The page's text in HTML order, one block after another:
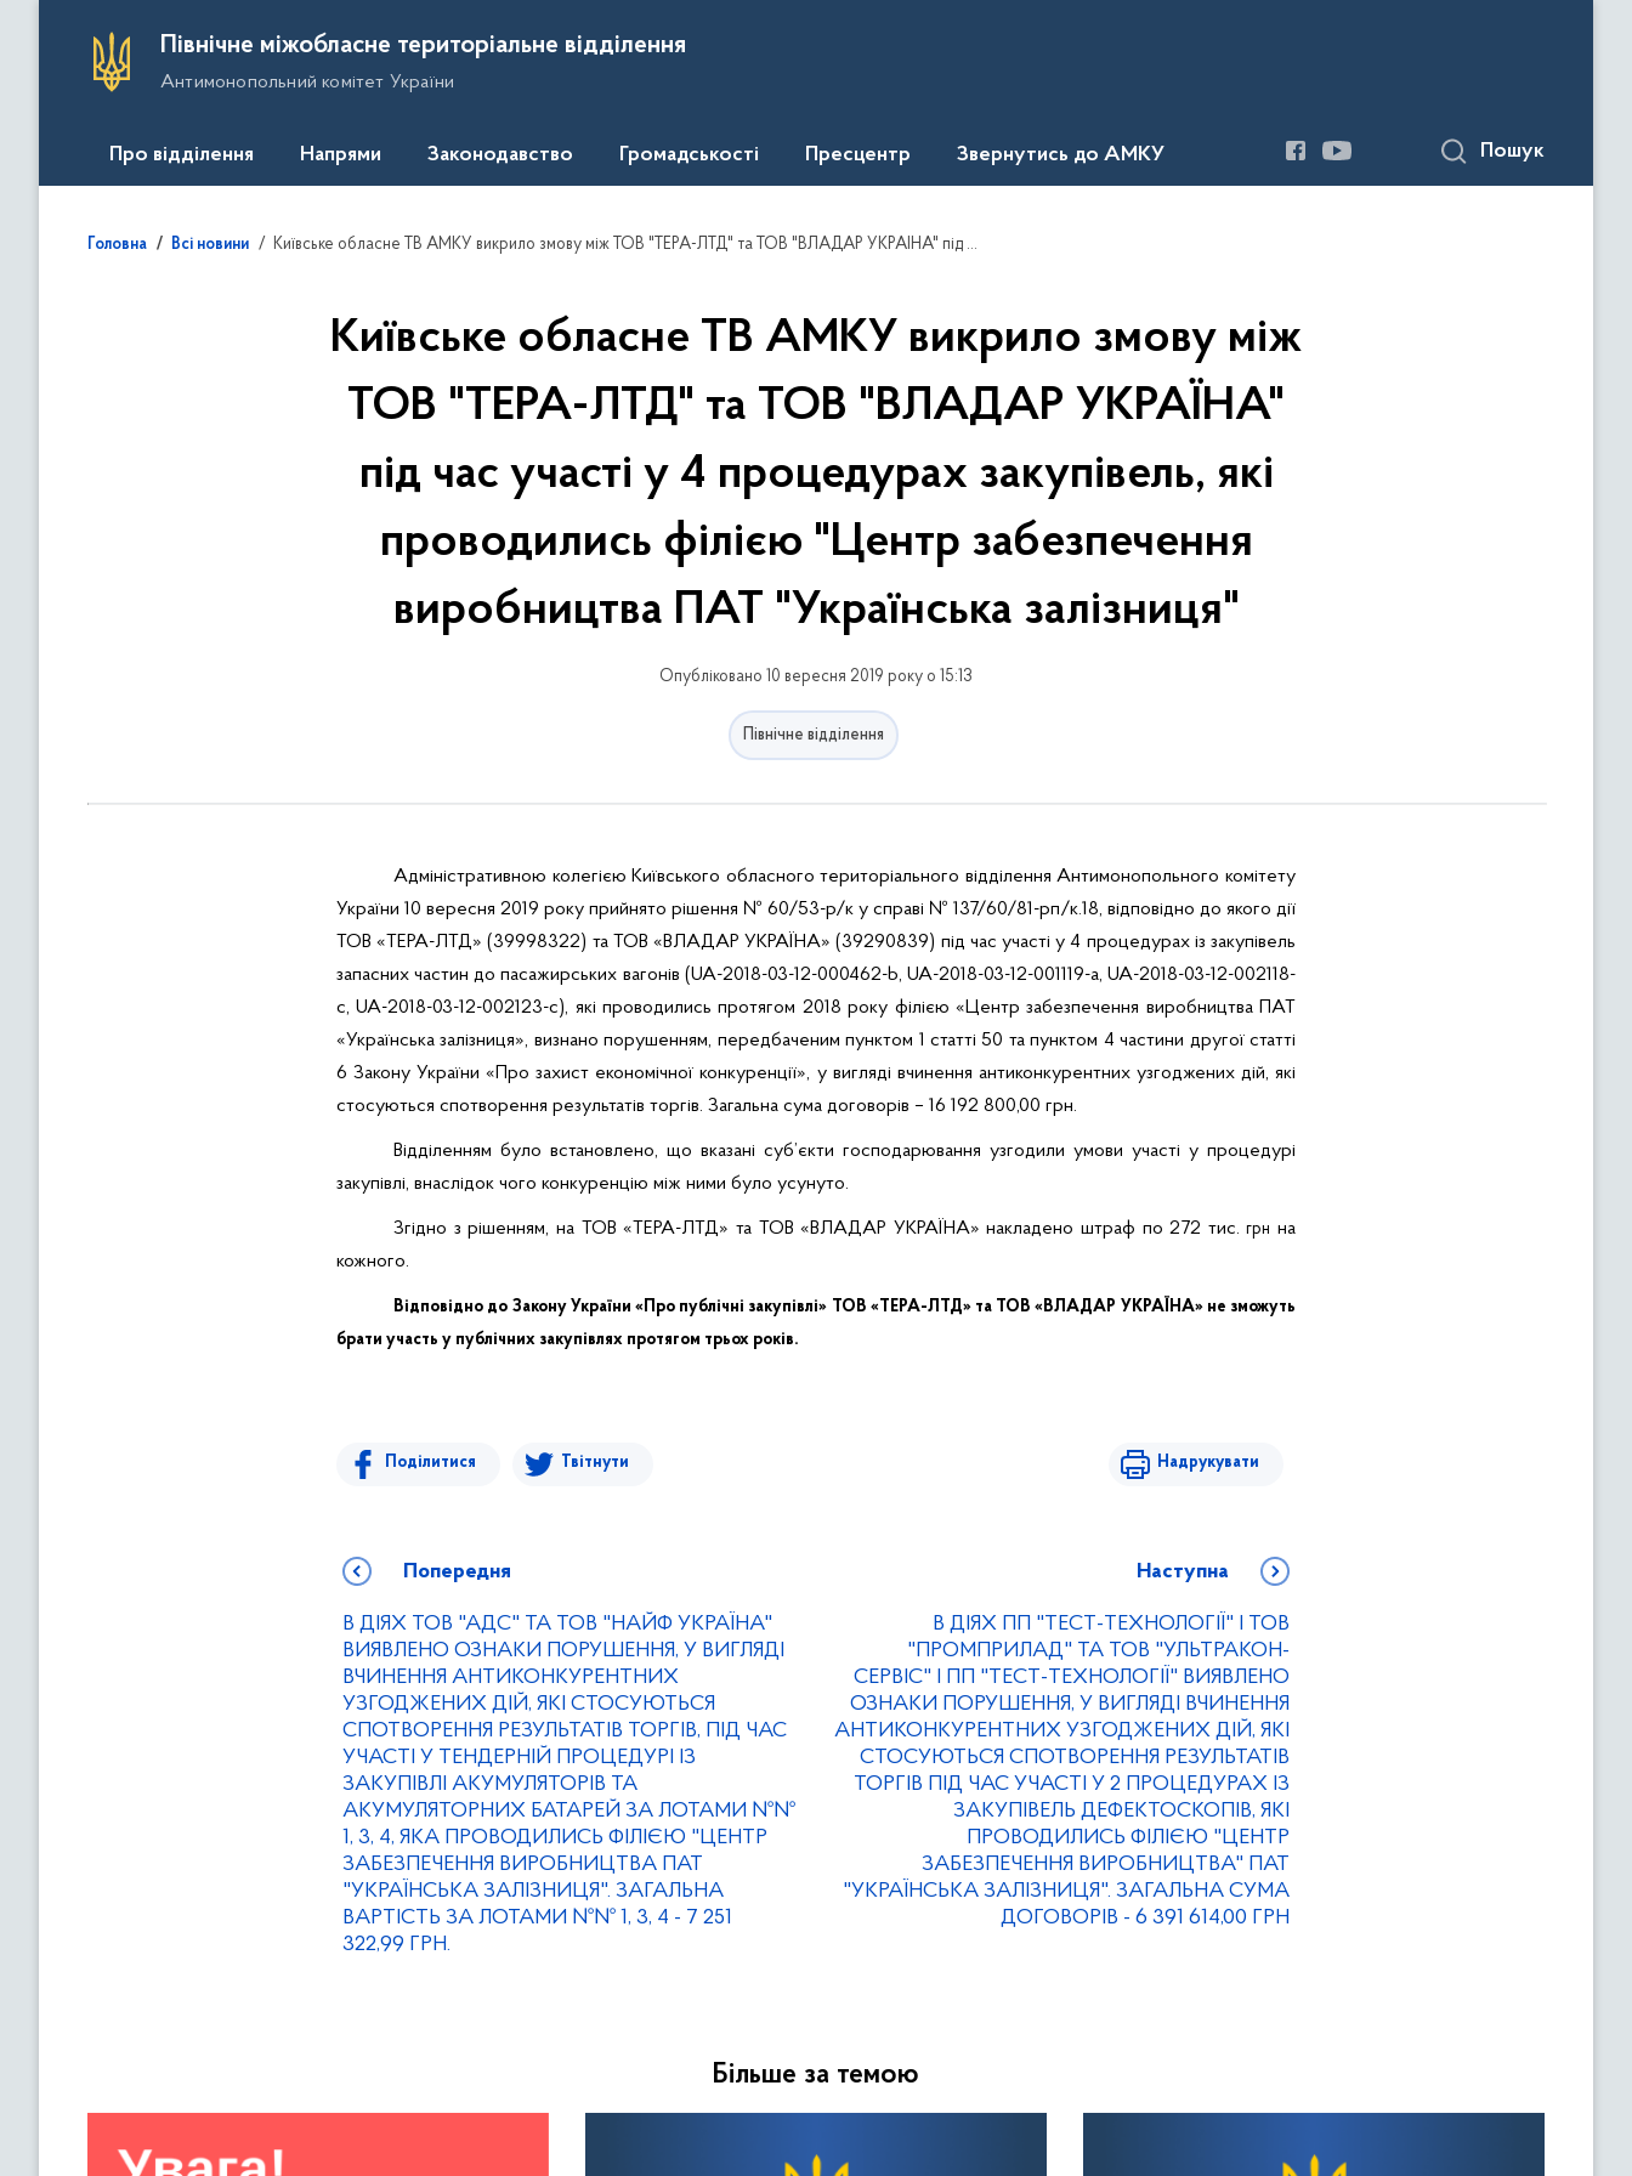
Північне міжобласне територіальне відділення
Антимонопольний комітет України
Про відділення Напрями Законодавство Громадськості Пресцентр Звернутись до АМКУ Пошук
Головна Всі новини Київське обласне ТВ АМКУ викрило змову між ТОВ "ТЕРА-ЛТД" та ТОВ "ВЛАДАР УКРАЇНА" під час участі у 4 процедурах закупівель, які проводились філією "Центр забезпечення виробництва ПАТ "Українська залізниця"
Київське обласне ТВ АМКУ викрило змову між
ТОВ "ТЕРА-ЛТД" та ТОВ "ВЛАДАР УКРАЇНА"
під час участі у 4 процедурах закупівель, які
проводились філією "Центр забезпечення
виробництва ПАТ "Українська залізниця"
Опубліковано 10 вересня 2019 року о 15:13
Північне відділення
Адміністративною колегією Київського обласного територіального відділення Антимонопольного комітету
України 10 вересня 2019 року прийнято рішення № 60/53-р/к у справі № 137/60/81-рп/к.18, відповідно до якого дії
ТОВ «ТЕРА-ЛТД» (39998322) та ТОВ «ВЛАДАР УКРАЇНА» (39290839) під час участі у 4 процедурах із закупівель
запасних частин до пасажирських вагонів (UA-2018-03-12-000462-b, UA-2018-03-12-001119-а, UA-2018-03-12-002118-
с, UA-2018-03-12-002123-с), які проводились протягом 2018 року філією «Центр забезпечення виробництва ПАТ
«Українська залізниця», визнанопорушенням, передбаченим пунктом 1 статті 50 та пунктом 4 частини другої статті
6 Закону України «Про захист економічної конкуренції», у вигляді вчинення антиконкурентних узгоджених дій, які
стосуються спотворення результатів торгів. Загальна сума договорів – 16 192 800,00 грн.
Відділенням було встановлено, що вказані суб’єкти господарювання узгодили умови участі у процедурі
закупівлі, внаслідок чого конкуренцію між ними було усунуто.
Згідно з рішенням, на ТОВ «ТЕРА-ЛТД» та ТОВ «ВЛАДАР УКРАЇНА» накладено штраф по 272 тис.грн на
кожного.
Відповідно до Закону України «Про публічні закупівлі» ТОВ «ТЕРА-ЛТД» та ТОВ «ВЛАДАР УКРАЇНА» не зможуть
брати участь у публічних закупівлях протягом трьох років.
Поділитися Твітнути Надрукувати
Попередня
В ДІЯХ ТОВ "АДС" ТА ТОВ "НАЙФ УКРАЇНА"
ВИЯВЛЕНО ОЗНАКИ ПОРУШЕННЯ, У ВИГЛЯДІ
ВЧИНЕННЯ АНТИКОНКУРЕНТНИХ
УЗГОДЖЕНИХ ДІЙ, ЯКІ СТОСУЮТЬСЯ
СПОТВОРЕННЯ РЕЗУЛЬТАТІВ ТОРГІВ, ПІД ЧАС
УЧАСТІ У ТЕНДЕРНІЙ ПРОЦЕДУРІ ІЗ
ЗАКУПІВЛІ АКУМУЛЯТОРІВ ТА
АКУМУЛЯТОРНИХ БАТАРЕЙ ЗА ЛОТАМИ №№
1, 3, 4, ЯКА ПРОВОДИЛИСЬ ФІЛІЄЮ "ЦЕНТР
ЗАБЕЗПЕЧЕННЯ ВИРОБНИЦТВА ПАТ
"УКРАЇНСЬКА ЗАЛІЗНИЦЯ". ЗАГАЛЬНА
ВАРТІСТЬ ЗА ЛОТАМИ №№ 1, 3, 4 - 7 251
322,99 ГРН.
Наступна
В ДІЯХ ПП "ТЕСТ-ТЕХНОЛОГІЇ" І ТОВ
"ПРОМПРИЛАД" ТА ТОВ "УЛЬТРАКОН-
СЕРВІС" І ПП "ТЕСТ-ТЕХНОЛОГІЇ" ВИЯВЛЕНО
ОЗНАКИ ПОРУШЕННЯ, У ВИГЛЯДІ ВЧИНЕННЯ
АНТИКОНКУРЕНТНИХ УЗГОДЖЕНИХ ДІЙ, ЯКІ
СТОСУЮТЬСЯ СПОТВОРЕННЯ РЕЗУЛЬТАТІВ
ТОРГІВ ПІД ЧАС УЧАСТІ У 2 ПРОЦЕДУРАХ ІЗ
ЗАКУПІВЕЛЬ ДЕФЕКТОСКОПІВ, ЯКІ
ПРОВОДИЛИСЬ ФІЛІЄЮ "ЦЕНТР
ЗАБЕЗПЕЧЕННЯ ВИРОБНИЦТВА" ПАТ
"УКРАЇНСЬКА ЗАЛІЗНИЦЯ". ЗАГАЛЬНА СУМА
ДОГОВОРІВ - 6 391 614,00 ГРН
Більше за темою